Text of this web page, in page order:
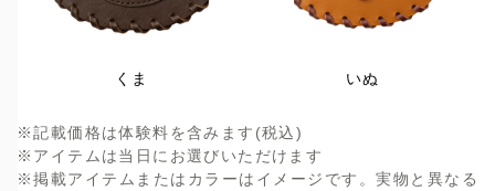
くま いぬ
※記載価格は体験料を含みます(税込)
※アイテムは当日にお選びいただけます
※掲載アイテムまたはカラーはイメージです。実物と異なる